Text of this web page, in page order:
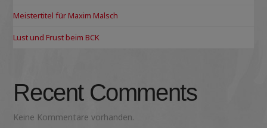
Meistertitel für Maxim Malsch
Lust und Frust beim BCK
Recent Comments
Keine Kommentare vorhanden.